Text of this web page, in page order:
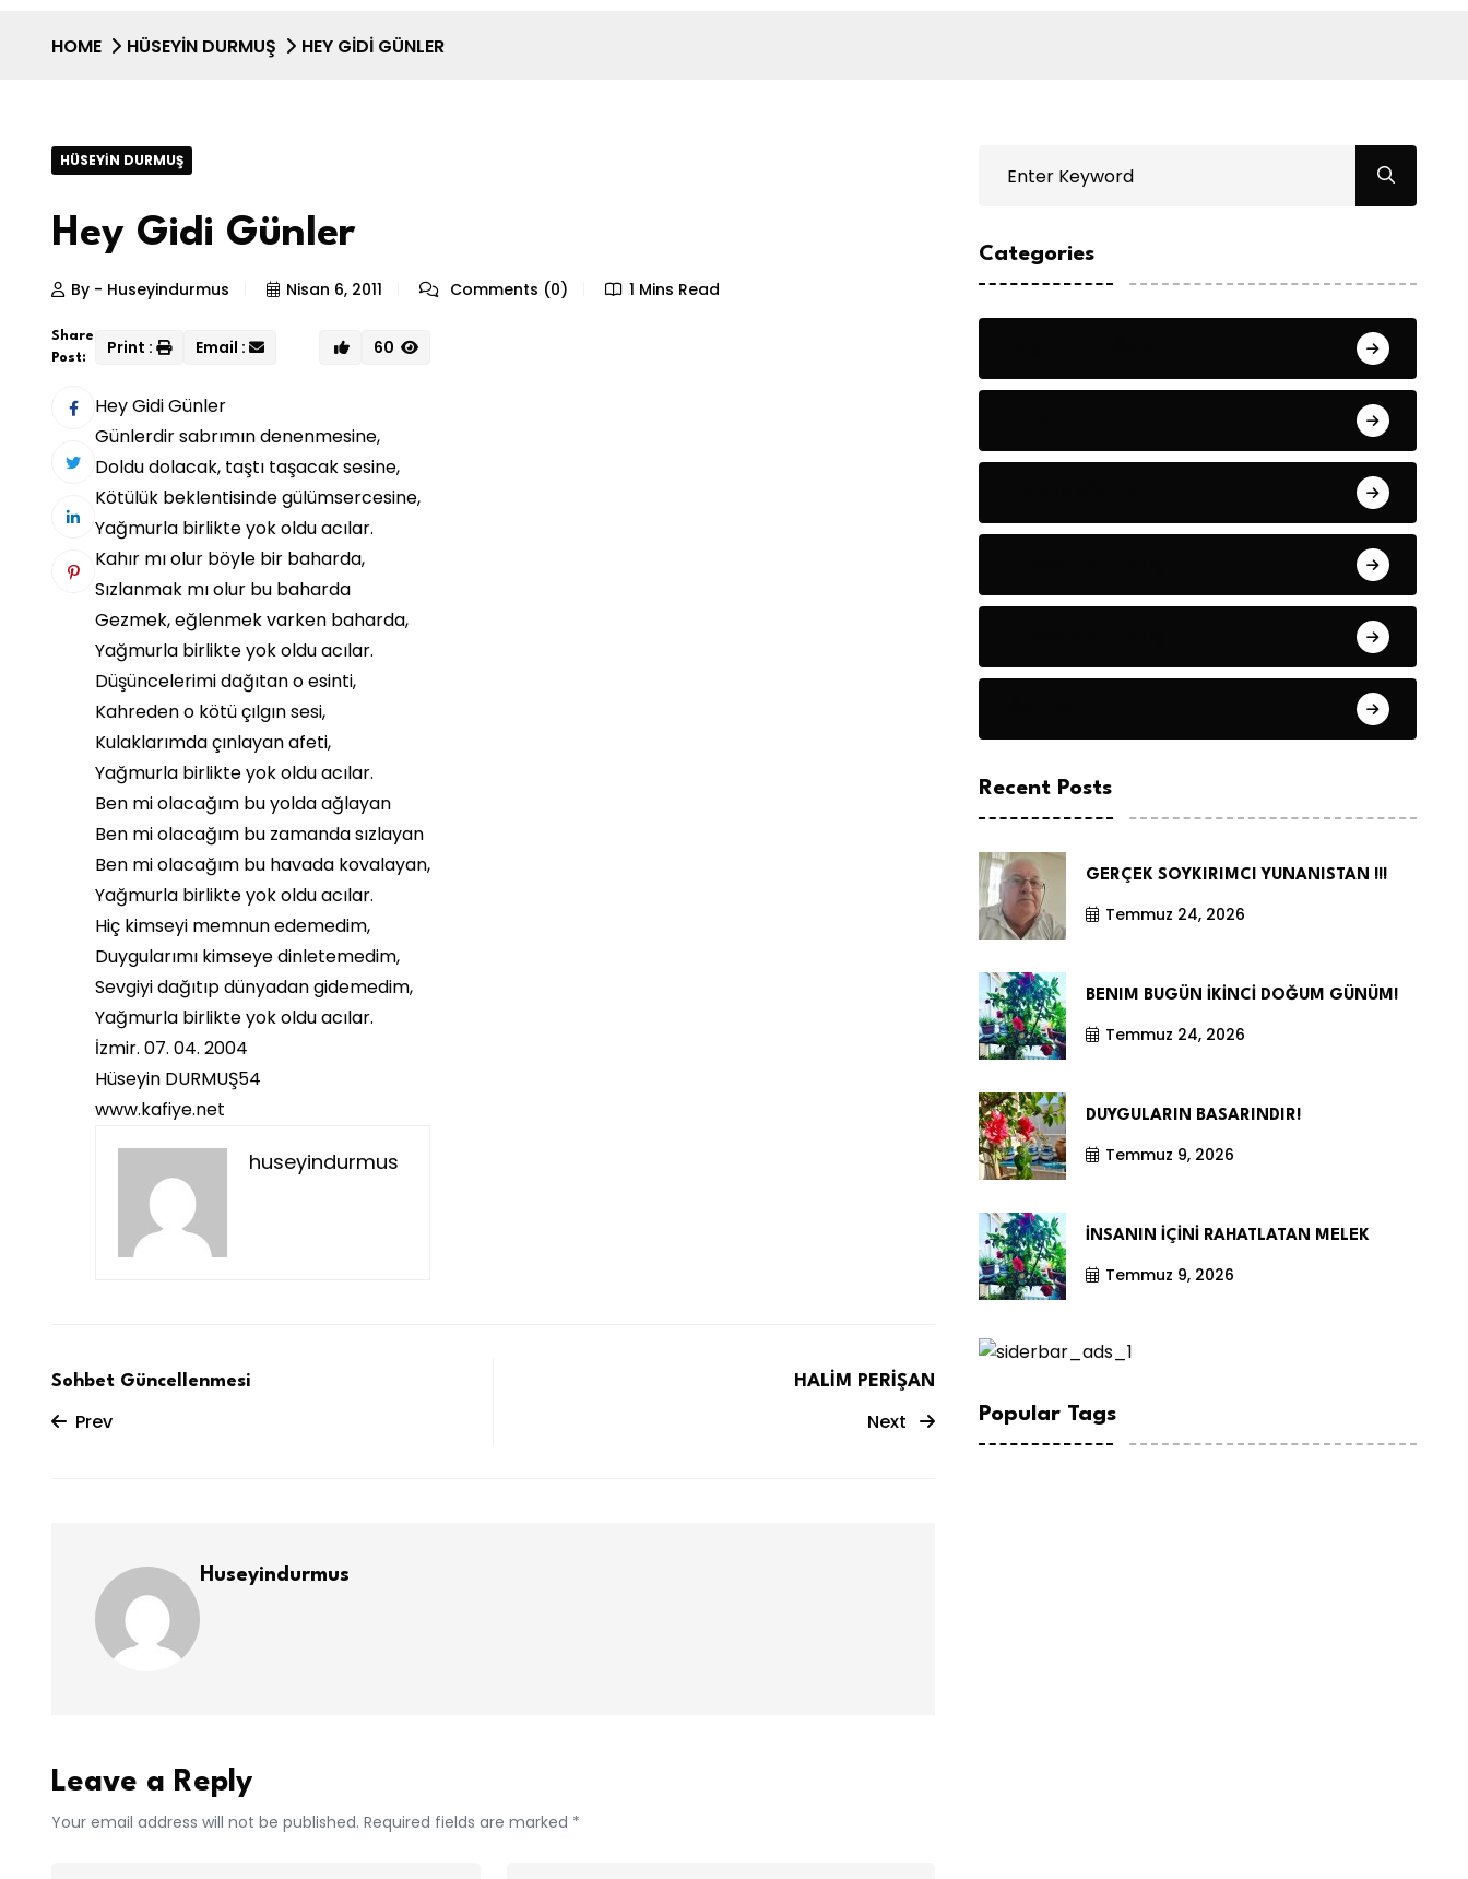
HOME HÜSEYIN DURMUŞ HEY GIDI GÜNLER
HÜSEYIN DURMUŞ
Hey Gidi Günler
By - Huseyindurmus Nisan 6, 2011 Comments (0) 1 Mins Read
Share
Post:
Print : Email : 60
Hey Gidi Günler
Günlerdir sabrımın denenmesine,
Doldu dolacak, taştı taşacak sesine,
Kötülük beklentisinde gülümsercesine,
Yağmurla birlikte yok oldu acılar.
Kahır mı olur böyle bir baharda,
Sızlanmak mı olur bu baharda
Gezmek, eğlenmek varken baharda,
Yağmurla birlikte yok oldu acılar.
Düşüncelerimi dağıtan o esinti,
Kahreden o kötü çılgın sesi,
Kulaklarımda çınlayan afeti,
Yağmurla birlikte yok oldu acılar.
Ben mi olacağım bu yolda ağlayan
Ben mi olacağım bu zamanda sızlayan
Ben mi olacağım bu havada kovalayan,
Yağmurla birlikte yok oldu acılar.
Hiç kimseyi memnun edemedim,
Duygularımı kimseye dinletemedim,
Sevgiyi dağıtıp dünyadan gidemedim,
Yağmurla birlikte yok oldu acılar.
İzmir. 07. 04. 2004
Hüseyin DURMUŞ54
www.kafiye.net
huseyindurmus
Sohbet Güncellenmesi
Prev
HALİM PERİŞAN
Next
Huseyindurmus
Leave a Reply
Your email address will not be published. Required fields are marked *
Categories
Recent Posts
GERÇEK SOYKIRIMCI YUNANISTAN !!!
Temmuz 24, 2026
BENIM BUGÜN İKİNCİ DOĞUM GÜNÜM!
Temmuz 24, 2026
DUYGULARIN BASARINDIR!
Temmuz 9, 2026
İNSANIN İÇİNİ RAHATLATAN MELEK
Temmuz 9, 2026
Popular Tags